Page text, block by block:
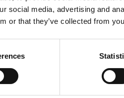
social media, advertising and
or that they’ve collected from